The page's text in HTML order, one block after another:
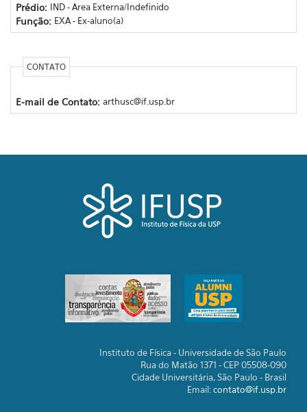
Prédio: IND - Area Externa/Indefinido
Função: EXA - Ex-aluno(a)
CONTATO
E-mail de Contato: arthusc@if.usp.br
Instituto de Física - Universidade de São Paulo
Rua do Matão 1371 - CEP 05508-090
Cidade Universitária, São Paulo - Brasil
Email:contato@if.usp.br